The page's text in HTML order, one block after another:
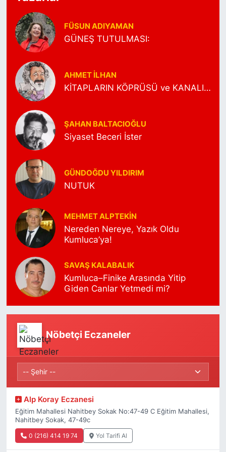
FÜSUN ADIYAMAN
GÜNEŞ TUTULMASI:
AHMET İLHAN
KİTAPLARIN KÖPRÜSÜ ve KANALI…
ŞAHAN BALTACIOĞLU
Siyaset Beceri İster
GÜNDOĞDU YILDIRIM
NUTUK
MEHMET ALPTEKİN
Nereden Nereye, Yazık Oldu
Kumluca’ya!
SAVAŞ KALABALIK
Kumluca–Finike Arasında Yitip
Giden Canlar Yetmedi mi?
Nöbetçi Eczaneler
Alp Koray Eczanesi
Eğitim Mahallesi Nahitbey Sokak No:47-49 C Eğitim Mahallesi,
Nahitbey Sokak, 47-49c
0 (216) 414 19 74 Yol Tarifi Al